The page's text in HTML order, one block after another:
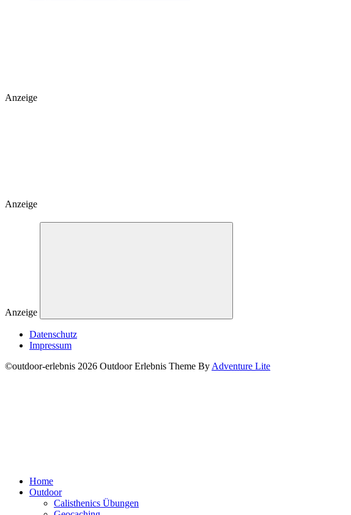
Anzeige
Anzeige
Anzeige
Datenschutz
Impressum
©outdoor-erlebnis 2026 Outdoor Erlebnis Theme By Adventure Lite
Home
Outdoor
Calisthenics Übungen